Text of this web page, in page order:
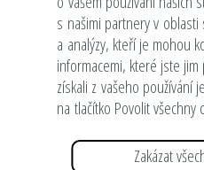
Min. školství, mládeže a tělovýchovy
Městská část Praha 7
Hlavní město Praha
s našimi partnery v
a analýzy, kteří je mohou
informacemi, které jste
získali z vašeho používání
na tlačítko Povolit
Zakázat